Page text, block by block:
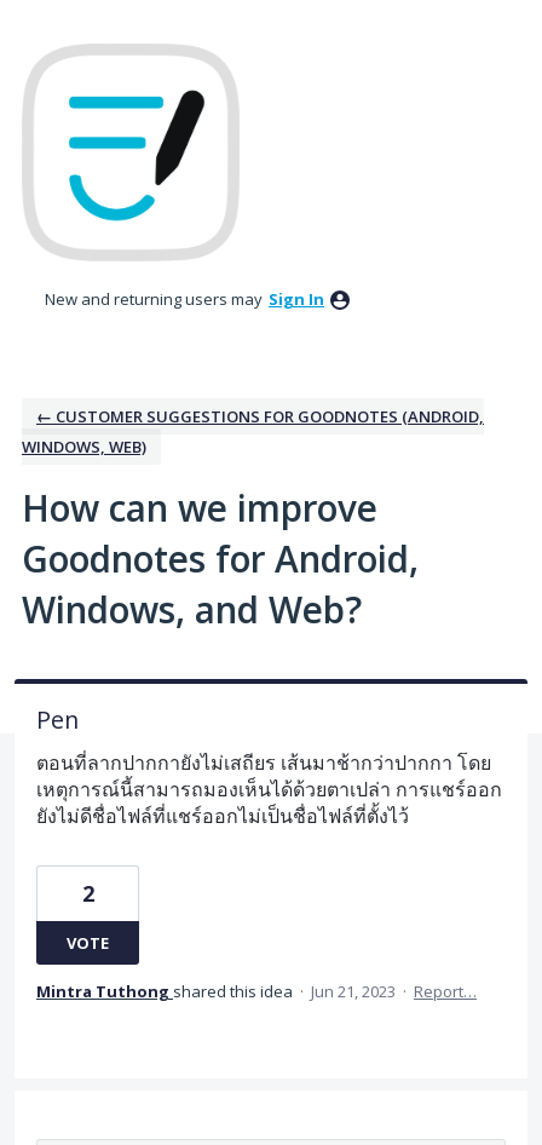
to
content
New and returning users may Sign In
← CUSTOMER SUGGESTIONS FOR GOODNOTES (ANDROID,
WINDOWS, WEB)
How can we improve
Goodnotes for Android,
Windows, and Web?
Pen
ตอนที่ลากปากกายังไม่เสถียร เส้นมาช้ากว่าปากกา โดย
เหตุการณ์นี้สามารถมองเห็นได้ด้วยตาเปล่า การแชร์ออก
ยังไม่ดีชื่อไฟล์ที่แชร์ออกไม่เป็นชื่อไฟล์ที่ตั้งไว้
2
VOTE
Mintra Tuthong shared this idea · Jun 21, 2023 · Report…